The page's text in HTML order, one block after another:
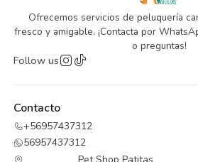
Ofrecemos servicios de peluquería
fresco y amigable. ¡Contacta por
o preguntas!
Follow us
Contacto
+56957437312
56957437312
Pet Shop Patitas